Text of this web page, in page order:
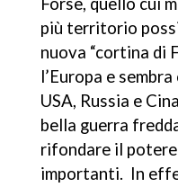
più territorio
nuova “cortina di
l’Europa e
USA, Russia e
bella guerra
rifondare il
importanti. In